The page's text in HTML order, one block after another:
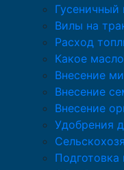
Гусеничный
Вилы на
Расход
Какое
Внесение
Внесение
Внесение
Удобрения